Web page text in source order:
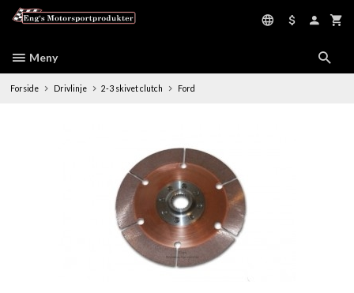
Meny
Forside Drivlinje 2-3 skivet clutch Ford